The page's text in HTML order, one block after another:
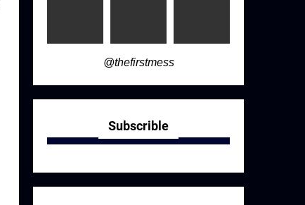
@thefirstmess
Subscrible